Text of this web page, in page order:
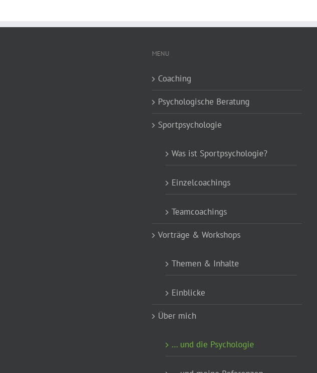
MENU
Coaching
Psychologische Beratung
Sportpsychologie
Was ist Sportpsychologie?
Einzelcoachings
Teamcoachings
Vorträge & Workshops
Themen & Inhalte
Einblicke
Über mich
… und die Psychologie